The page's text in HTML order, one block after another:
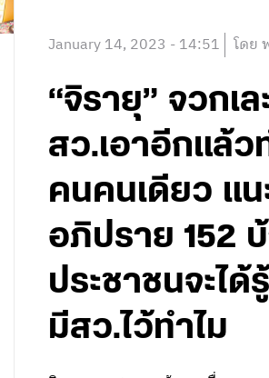
January 14, 2023 - 14:51 โดย
“จิรายุ” จวกเล
สว.เอาอีกแล้ว
คนคนเดียว แน
อภิปราย 152
ประชาชนจะได้
มีสว.ไว้ทำไม